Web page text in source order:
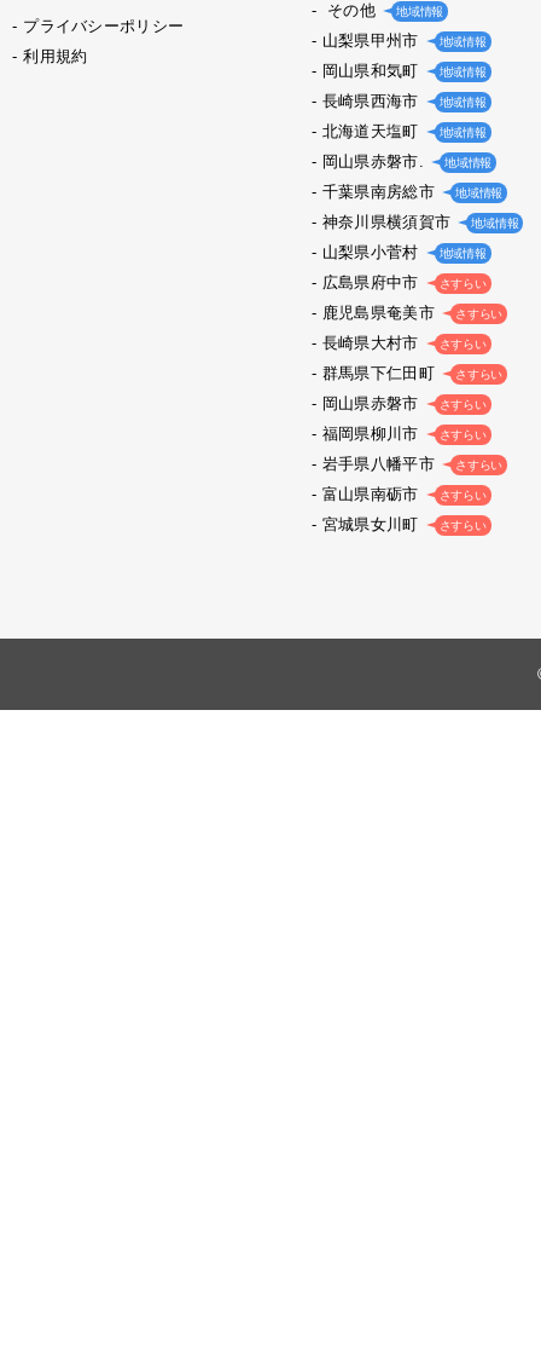
プライバシーポリシー
利用規約
その他 地域情報
山梨県甲州市 地域情報
岡山県和気町 地域情報
長崎県西海市 地域情報
北海道天塩町 地域情報
岡山県赤磐市. 地域情報
千葉県南房総市 地域情報
神奈川県横須賀市 地域情報
山梨県小菅村 地域情報
広島県府中市 さすらい
鹿児島県奄美市 さすらい
長崎県大村市 さすらい
群馬県下仁田町 さすらい
岡山県赤磐市 さすらい
福岡県柳川市 さすらい
岩手県八幡平市 さすらい
富山県南砺市 さすらい
宮城県女川町 さすらい